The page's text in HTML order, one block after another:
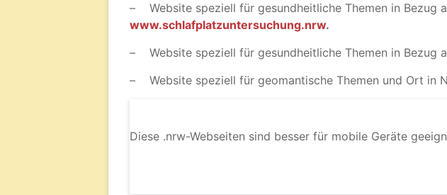
– Website speziell für gesundheitliche Themen in Bezug
www.schlafplatzuntersuchung.nrw.
– Website speziell für gesundheitliche Themen in Bezug
– Website speziell für geomantische Themen und Ort in
Diese .nrw-Webseiten sind besser für mobile Geräte